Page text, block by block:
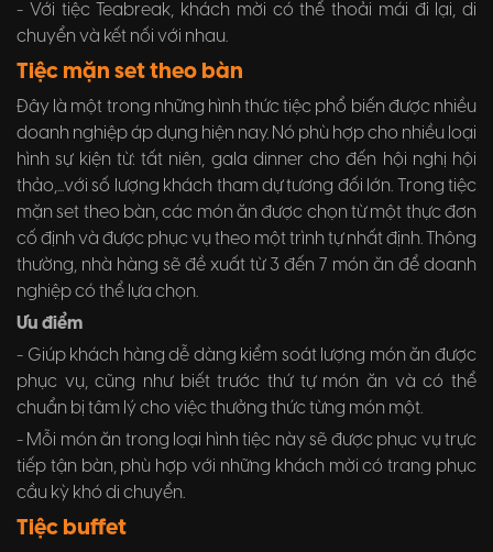
- Với tiệc Teabreak, khách mời có thể thoải mái đi lại, di
chuyển và kết nối với nhau.
Tiệc mặn set theo bàn
Đây là một trong những hình thức tiệc phổ biến được nhiều
doanh nghiệp áp dụng hiện nay. Nó phù hợp cho nhiều loại
hình sự kiện từ: tất niên, gala dinner cho đến hội nghị hội
thảo,...với số lượng khách tham dự tương đối lớn. Trong tiệc
mặn set theo bàn, các món ăn được chọn từ một thực đơn
cố định và được phục vụ theo một trình tự nhất định. Thông
thường, nhà hàng sẽ đề xuất từ 3 đến 7 món ăn để doanh
nghiệp có thể lựa chọn.
Ưu điểm
- Giúp khách hàng dễ dàng kiểm soát lượng món ăn được
phục vụ, cũng như biết trước thứ tự món ăn và có thể
chuẩn bị tâm lý cho việc thưởng thức từng món một.
- Mỗi món ăn trong loại hình tiệc này sẽ được phục vụ trực
tiếp tận bàn, phù hợp với những khách mời có trang phục
cầu kỳ khó di chuyển.
Tiệc buffet